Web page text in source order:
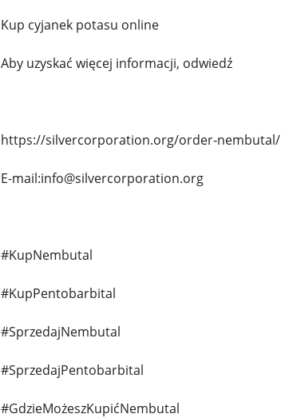
Kup cyjanek potasu online
Aby uzyskać więcej informacji, odwiedź
https://silvercorporation.org/order-nembutal/
E-mail:info@silvercorporation.org
#KupNembutal
#KupPentobarbital
#SprzedajNembutal
#SprzedajPentobarbital
#GdzieMożeszKupićNembutal